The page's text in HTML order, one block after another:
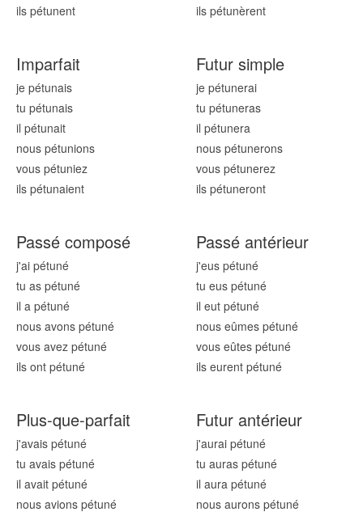
ils pétunent
ils pétunèrent
Imparfait
je pétunais
tu pétunais
il pétunait
nous pétunions
vous pétuniez
ils pétunaient
Futur simple
je pétunerai
tu pétuneras
il pétunera
nous pétunerons
vous pétunerez
ils pétuneront
Passé composé
j'ai pétuné
tu as pétuné
il a pétuné
nous avons pétuné
vous avez pétuné
ils ont pétuné
Passé antérieur
j'eus pétuné
tu eus pétuné
il eut pétuné
nous eûmes pétuné
vous eûtes pétuné
ils eurent pétuné
Plus-que-parfait
j'avais pétuné
tu avais pétuné
il avait pétuné
nous avions pétuné
Futur antérieur
j'aurai pétuné
tu auras pétuné
il aura pétuné
nous aurons pétuné